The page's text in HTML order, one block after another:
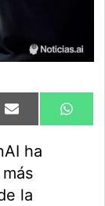
Compartir
en
Email
en
ha
la